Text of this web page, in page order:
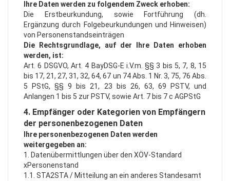
Ihre Daten werden zu folgendem Zweck erhoben:
Die Erstbeurkundung, sowie Fortführung (dh.
Ergänzung durch Folgebeurkundungen und Hinweisen)
von Personenstandseinträgen
Die Rechtsgrundlage, auf der Ihre Daten erhoben
werden, ist:
Art. 6 DSGVO, Art. 4 BayDSG-E i.V.m. §§ 3 bis 5, 7, 8, 15
bis 17, 21, 27, 31, 32, 64, 67 un 74 Abs. 1 Nr. 3, 75, 76 Abs.
5 PStG, §§ 9 bis 21, 23 bis 26, 63, 69 PSTV, und
Anlangen 1 bis 5 zur PSTV, sowie Art. 7 bis 7 c AGPStG
4. Empfänger oder Kategorien von Empfängern
der personenbezogenen Daten
Ihre personenbezogenen Daten werden
weitergegeben an:
1. Datenübermittlungen über den XÖV-Standard
xPersonenstand
1.1. STA2STA / Mitteilung an ein anderes Standesamt